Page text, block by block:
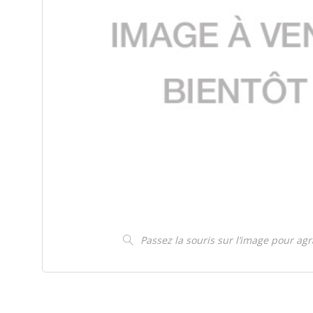
Passez la souris sur l’image pour